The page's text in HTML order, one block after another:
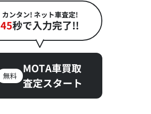
カンタン! ネット車査定!
45秒で入力完了!!
無料
MOTA車買取
査定スタート